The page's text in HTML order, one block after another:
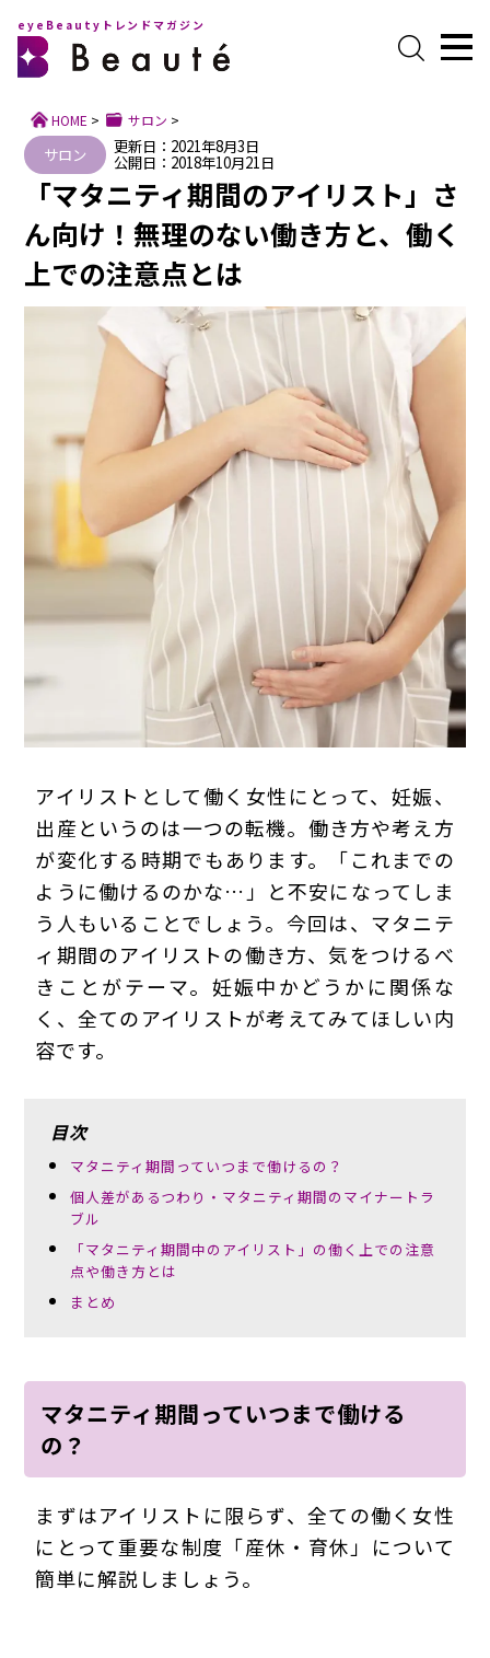
プライバシーポリシー
eyeBeautyトレンドマガジン
HOME > サロン >
サロン 更新日：2021年8月3日
公開日：2018年10月21日
「マタニティ期間のアイリスト」さ
ん向け！無理のない働き方と、働く
上での注意点とは
アイリストとして働く女性にとって、妊娠、
出産というのは一つの転機。働き方や考え方
が変化する時期でもあります。「これまでの
ように働けるのかな…」と不安になってしま
う人もいることでしょう。今回は、マタニテ
ィ期間のアイリストの働き方、気をつけるべ
きことがテーマ。妊娠中かどうかに関係な
く、全てのアイリストが考えてみてほしい内
容です。
目次
マタニティ期間っていつまで働けるの？
個人差があるつわり・マタニティ期間のマイナートラ
ブル
「マタニティ期間中のアイリスト」の働く上での注意
点や働き方とは
まとめ
マタニティ期間っていつまで働ける
の？
まずはアイリストに限らず、全ての働く女性
にとって重要な制度 「産休・育休」 について
簡単に解説しましょう。